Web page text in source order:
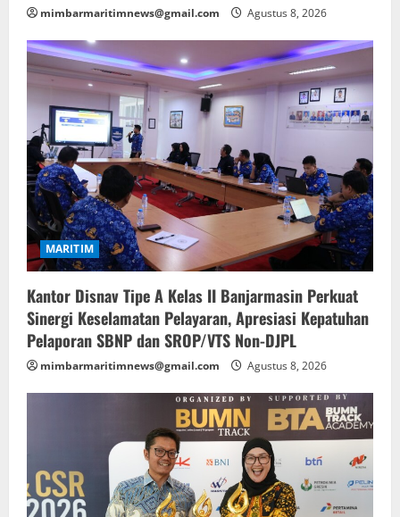
mimbarmaritimnews@gmail.com Agustus 8, 2026
MARITIM
Kantor Disnav Tipe A Kelas II Banjarmasin Perkuat
Sinergi Keselamatan Pelayaran, Apresiasi Kepatuhan
Pelaporan SBNP dan SROP/VTS Non-DJPL
mimbarmaritimnews@gmail.com Agustus 8, 2026